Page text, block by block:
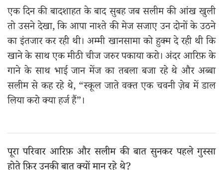
एक दिन की बादशाहत के बाद सुबह जब सलीम की आंख खुली
तो उसने देखा, कि आपा नाश्ते की मेज सजाए उन दोनों के उठने
का इंतजार कर रही थी। अम्मी खानसामा को हुक्म दे रही थी कि
खाने के साथ एक मीठी चीज जरुर पकाया करो। अंदर आरिफ़ के
गाने के साथ भाई जान मेंज का तबला बजा रहे थे और अब्बा
सलीम से कह रहे थे, “स्कूल जाते वक्त एक चवनी ज़ेब में डाल
लिया करो क्या हर्ज हैं”।
पूरा परिवार आरिफ़ और सलीम की बात सुनकर पहले गुस्सा